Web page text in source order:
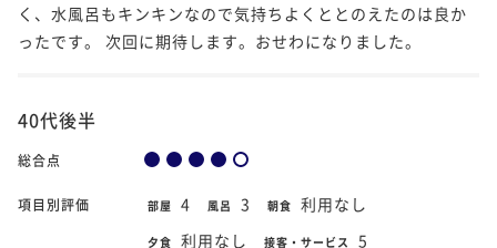
く、水風呂もキンキンなので気持ちよくととのえたのは良か
ったです。 次回に期待します。おせわになりました。
40代後半
総合点
項目別評価 部屋 4 風呂 3 朝食 利用なし
夕食 利用なし 接客・サービス 5